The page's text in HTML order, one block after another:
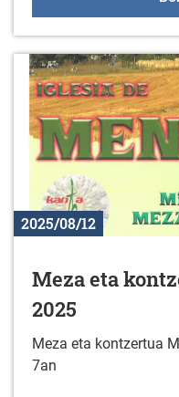
2025/08/12
Meza eta
2025
Meza eta kontzertua
7an